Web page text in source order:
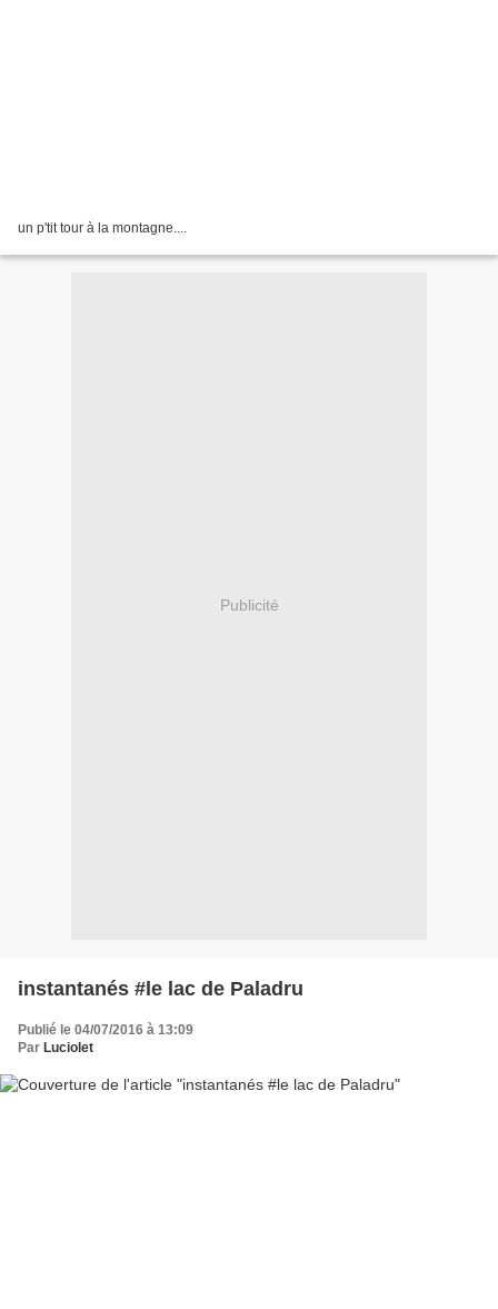
un p'tit tour à la montagne....
Publicité
instantanés #le lac de Paladru
Publié le 04/07/2016 à 13:09
Par Luciolet